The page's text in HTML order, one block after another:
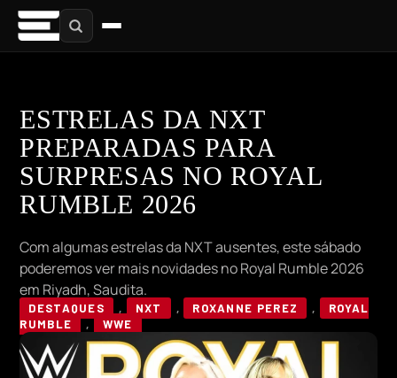
ESTRELAS DA NXT
PREPARADAS PARA
SURPRESAS NO ROYAL
RUMBLE 2026
Com algumas estrelas da NXT ausentes, este sábado
poderemos ver mais novidades no Royal Rumble 2026
em Riyadh, Saudita.
DESTAQUES , NXT , ROXANNE PEREZ ,
ROYAL
RUMBLE
, WWE